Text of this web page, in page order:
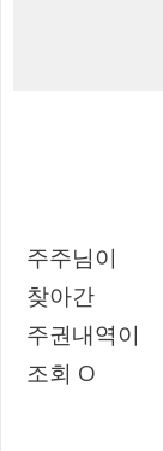
주주님이
찾아간
주권내역이
조회 O